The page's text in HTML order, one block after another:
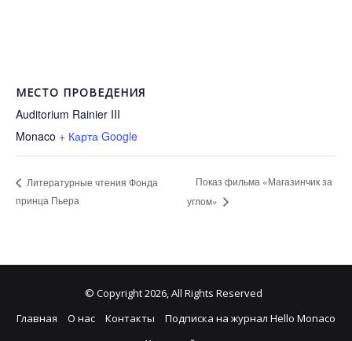
МЕСТО ПРОВЕДЕНИЯ
Auditorium Rainier III
Monaco + Карта Google
Литературные чтения Фонда
принца Пьера
Показ фильма «Магазинчик за
углом»
© Copyright 2026, All Rights Reserved
Главная
О нас Контакты
Подписка на журнал Hello Monaco